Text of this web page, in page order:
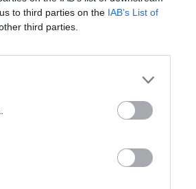
to third parties on the IAB’s List of
third parties.
Center,